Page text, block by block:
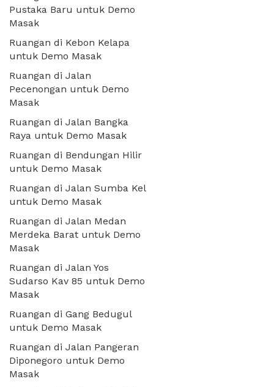
Pustaka Baru untuk Demo
Masak
Ruangan di Kebon Kelapa
untuk Demo Masak
Ruangan di Jalan
Pecenongan untuk Demo
Masak
Ruangan di Jalan Bangka
Raya untuk Demo Masak
Ruangan di Bendungan Hilir
untuk Demo Masak
Ruangan di Jalan Sumba Kel
untuk Demo Masak
Ruangan di Jalan Medan
Merdeka Barat untuk Demo
Masak
Ruangan di Jalan Yos
Sudarso Kav 85 untuk Demo
Masak
Ruangan di Gang Bedugul
untuk Demo Masak
Ruangan di Jalan Pangeran
Diponegoro untuk Demo
Masak